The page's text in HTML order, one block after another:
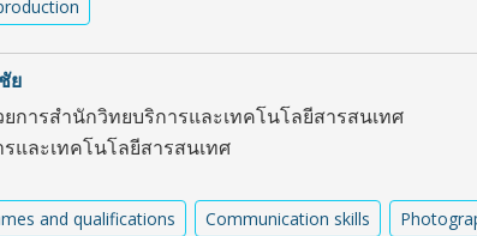
ย
การสำนักวิทยบริการและเทคโนโลยีสารสนเทศ
และเทคโนโลยีสารสนเทศ
and qualifications Communication skills